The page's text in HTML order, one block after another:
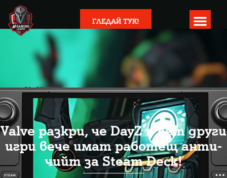
ГЛЕДАЙ ТУК!
Valve разкри, че DayZ и пет други
игри вече имат работещ анти-
чийт за Steam Deck!